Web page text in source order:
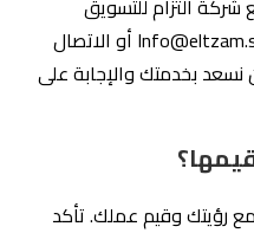
رؤيتك وقيم عملك. تأكد
بشكل متوافق مع قيمك
الضروري التأكد من أن